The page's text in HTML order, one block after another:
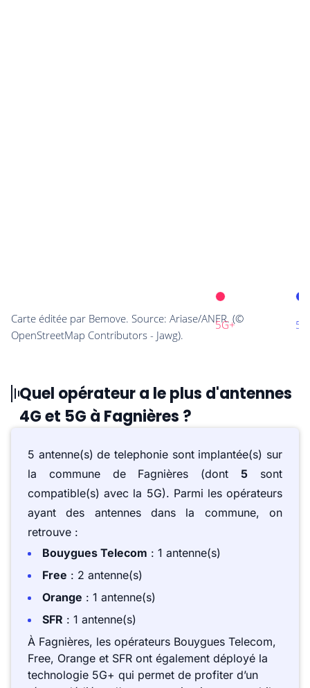
Quel opérateur a le plus d'antennes
4G et 5G à Fagnières ?
5 antenne(s) de telephonie sont implantée(s) sur
la commune de Fagnières (dont5 sont
compatible(s) avec la 5G). Parmi les opérateurs
ayant des antennes dans la commune, on
retrouve :
Bouygues Telecom : 1 antenne(s)
Free : 2 antenne(s)
Orange : 1 antenne(s)
SFR : 1 antenne(s)
À Fagnières, les opérateurs Bouygues Telecom,
Free, Orange et SFR ont également déployé la
technologie 5G+ qui permet de profiter d’un